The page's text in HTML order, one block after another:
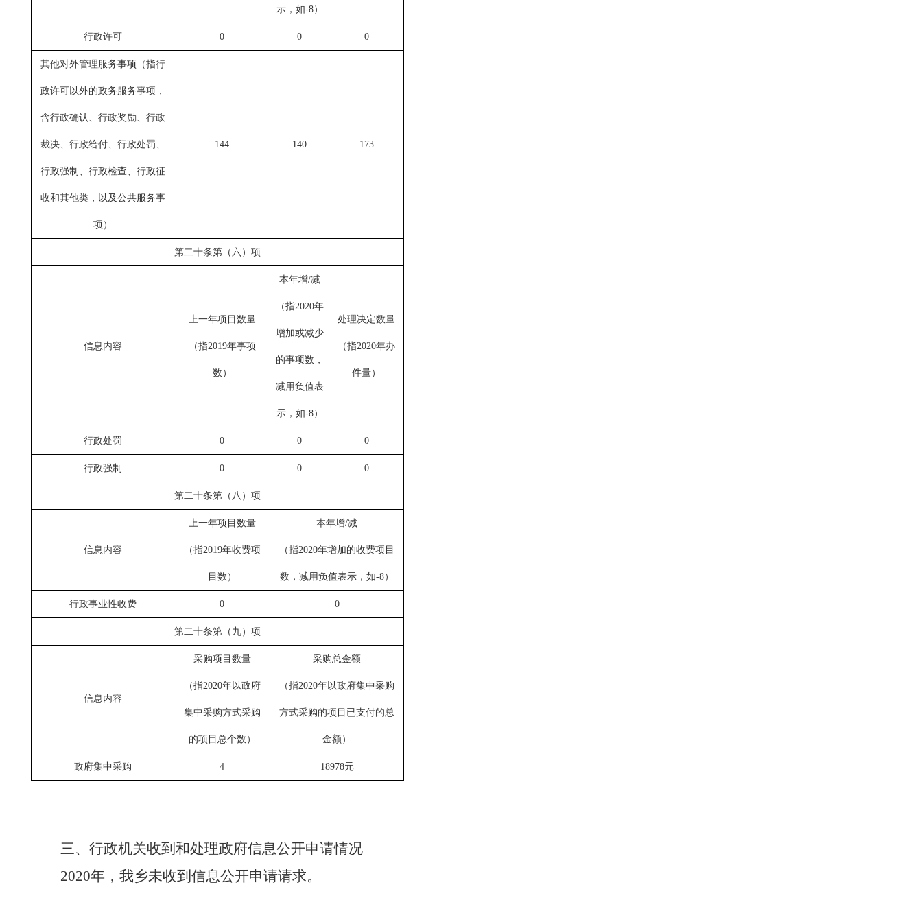
示，如-8）
行政许可 0 0 0
其他对外管理服务事项 （指行
政许可以外的政务服务事项 ，
含行政确认、行政奖励、行政
裁决、行政给付、行政处罚、
行政强制、行政检查、行政征
收和其他类，以及公共服务事
项 ）
144 140 173
第二十条第（六）项
信息内容
上一年项目数量
（指2019年事项
数 ）
本年增/减
（指2020年
增加或减少
的事项数，
减用负值表
示，如-8）
处理决定数量
（指2020年办
件量）
行政处罚 0 0 0
行政强制 0 0 0
第二十条第（八）项
信息内容
上一年项目数量
（指2019年收费项
目数 ）
本年增/减
（指2020年增加的收费项目
数，减用负值表示，如-8）
行政事业性收费 0 0
第二十条第（九）项
信息内容
采购项目数量
（指2020年以政府
集中采购方式采购
的项目总个数 ）
采购总金额
（指2020年以政府集中采购
方式采购的项目已支付的总
金额 ）
政府集中采购 4 18978元
三、行政机关收到和处理政府信息公开申请情况
2020年，我乡未收到信息公开申请请求。